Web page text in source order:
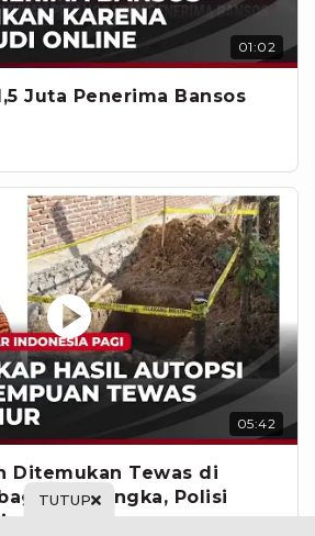
01:02
Juta Penerima Bansos
05:42
Ditemukan Tewas di
Tersangka, Polisi
TUTUP